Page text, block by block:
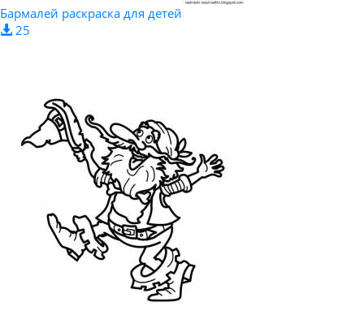
Бармалей раскраска для детей
25